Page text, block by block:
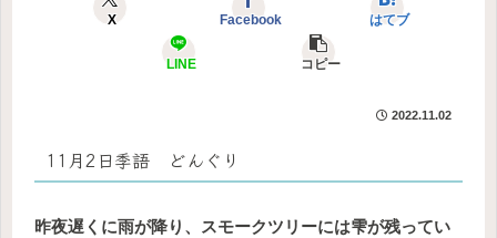
X Facebook はてブ
LINE コピー
2022.11.02
11月2日季語 どんぐり
昨夜遅くに雨が降り、スモークツリーには雫が残ってい